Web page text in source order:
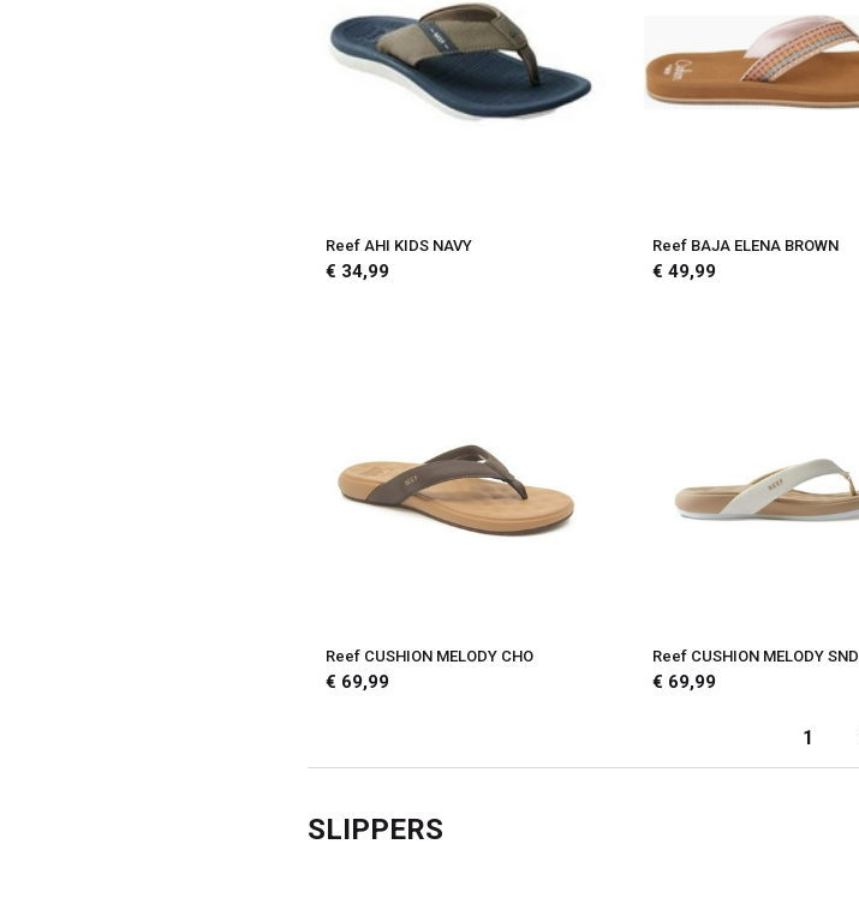
Reef AHI KIDS NAVY
€ 34,99
Reef BAJA ELENA BROWN
€ 49,99
Reef CUSHION MELODY CHO
€ 69,99
Reef CUSHION MELODY SND
€ 69,99
1
SLIPPERS